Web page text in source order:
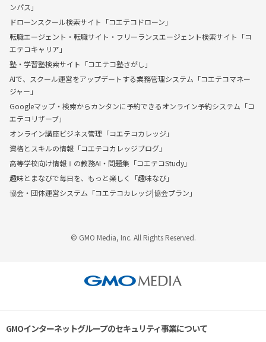
ンパス」
ドローンスクール検索サイト「コエテコドローン」
転職エージェント・転職サイト・フリーランスエージェント検索サイト「コ
エテコキャリア」
塾・学習塾検索サイト「コエテコ塾さがし」
AIで、スクール運営をアップデートする業務管理システム「コエテコマネー
ジャー」
Googleマップ・検索からカンタンに予約できるオンライン予約システム「コ
エテコリザーブ」
オンライン講座ビジネス管理「コエテコカレッジ」
資格とスキルの情報「コエテコカレッジブログ」
高等学校向け情報Ⅰの教務AI・問題集「コエテコStudy」
趣味とまなびで毎日を、もっと楽しく「趣味なび」
協会・団体運営システム「コエテコカレッジ|協会プラン」
© GMO Media, Inc. All Rights Reserved.
GMOインターネットグループのセキュリティ事業について